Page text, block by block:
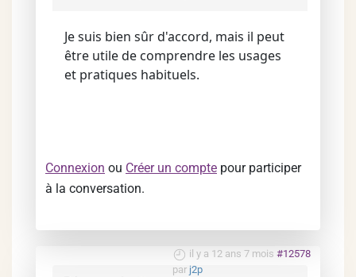
Je suis bien sûr d'accord, mais il peut
être utile de comprendre les usages
et pratiques habituels.
Connexion ou Créer un compte pour participer
à la conversation.
il y a 12 ans 7 mois #12578
par j2p